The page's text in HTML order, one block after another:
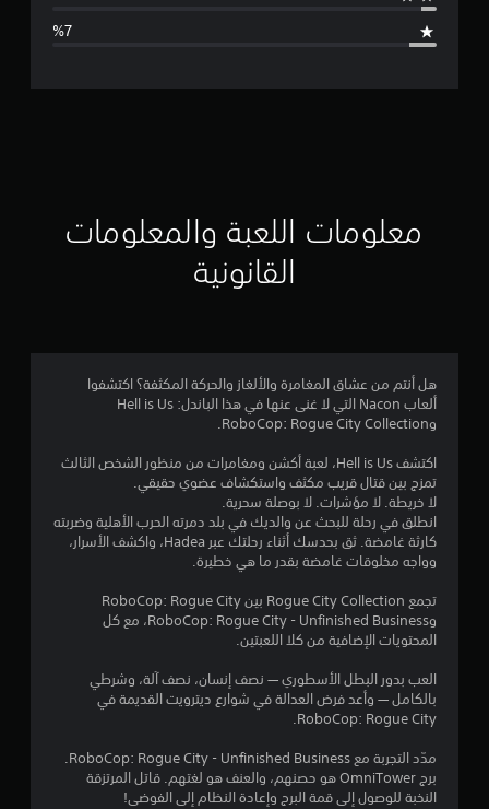
ت
ي
.
3
ج
م
ج
و
معلومات اللعبة والمعلومات
القانونية
هل أنتم من عشاق المغامرة والألغاز والحركة المكثفة؟ اكتشفوا
ألعاب Nacon التي لا غنى عنها في هذا الباندل: Hell is Us
وRoboCop: Rogue City Collection.
اكتشف Hell is Us، لعبة أكشن ومغامرات من منظور الشخص الثالث
تمزج بين قتال قريب مكثف واستكشاف عضوي حقيقي.
لا خريطة. لا مؤشرات. لا بوصلة سحرية.
انطلق في رحلة للبحث عن والديك في بلد دمرته الحرب الأهلية وضربته
كارثة غامضة. ثق بحدسك أثناء رحلتك عبر Hadea، واكشف الأسرار،
وواجه مخلوقات غامضة بقدر ما هي خطيرة.
تجمع Rogue City Collection بين RoboCop: Rogue City
وRoboCop: Rogue City - Unfinished Business، مع كل
المحتويات الإضافية من كلا اللعبتين.
العب بدور البطل الأسطوري — نصف إنسان، نصف آلة، وشرطي
بالكامل — وأعد فرض العدالة في شوارع ديترويت القديمة في
RoboCop: Rogue City.
مدّد التجربة مع RoboCop: Rogue City - Unfinished Business.
برج OmniTower هو حصنهم، والعنف هو لغتهم. قاتل المرتزقة
النخبة للوصول إلى قمة البرج وإعادة النظام إلى الفوضى!